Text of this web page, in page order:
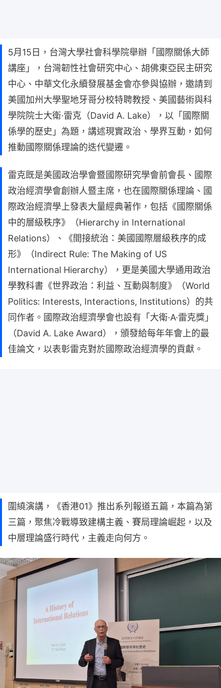
5月15日，台灣大學社會科學院舉辦「國際關係大師
講座」，台灣韌性社會研究中心、胡佛東亞民主研究
中心、中華文化永續發展基金會亦參與協辦，邀請到
美國加州大學聖地牙哥分校特聘教授、美國藝術與科
學院院士大衛·雷克（David A. Lake），以「國際關
係學的歷史」為題，講述現實政治、學界互動，如何
推動國際關係理論的迭代變遷。
雷克既是美國政治學會暨國際研究學會前會長、國際
政治經濟學會創辦人暨主席，也在國際關係理論、國
際政治經濟學上發表大量經典著作，包括《國際關係
中的層級秩序》（Hierarchy in International
Relations）、《間接統治：美國國際層級秩序的成
形》（Indirect Rule: The Making of US
International Hierarchy），更是美國大學通用政治
學教科書《世界政治：利益、互動與制度》（World
Politics: Interests, Interactions, Institutions）的共
同作者。國際政治經濟學會也設有「大衛·A·雷克獎」
（David A. Lake Award），頒發給每年年會上的最
佳論文，以表彰雷克對於國際政治經濟學的貢獻。
圍繞演講，《香港01》推出系列報道五篇，本篇為第
三篇，聚焦冷戰導致建構主義、賽局理論崛起，以及
中層理論盛行時代，主義走向何方。